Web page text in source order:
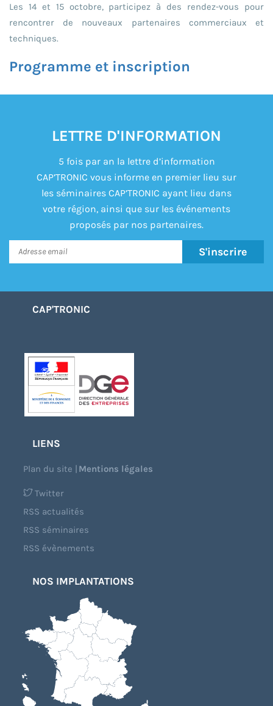
Les 14 et 15 octobre, participez à des rendez-vous pour
rencontrer de nouveaux partenaires commerciaux et
techniques.
Programme et inscription
LETTRE D'INFORMATION
5 fois par an la lettre d’information
CAP’TRONIC vous informe en premier lieu sur
les séminaires CAP’TRONIC ayant lieu dans
votre région, ainsi que sur les événements
proposés par nos partenaires.
S'inscrire
CAP'TRONIC
LIENS
Plan du site |Mentions légales
Twitter
RSS actualités
RSS séminaires
RSS évènements
NOS IMPLANTATIONS